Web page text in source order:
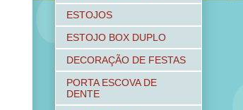
ESTOJOS
ESTOJO BOX DUPLO
DECORAÇÃO DE FESTAS
PORTA ESCOVA DE
DENTE